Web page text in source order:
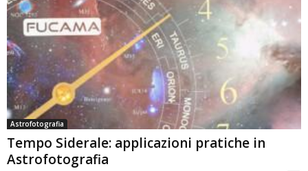
Astrofotografia
Tempo Siderale: applicazioni pratiche in
Astrofotografia